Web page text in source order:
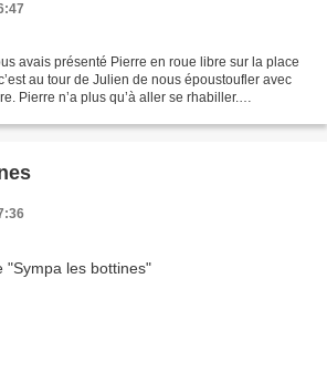
avais présenté Pierre en roue libre sur la place
au tour de Julien de nous époustoufler avec
Pierre n’a plus qu’à aller se rhabiller.